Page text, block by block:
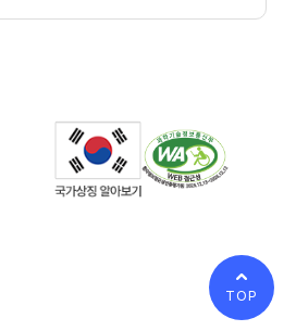
TOP